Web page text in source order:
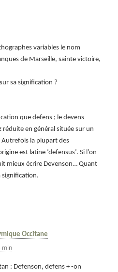
variables le nom
de Marseille, sainte victoire,
sa signification ?
que defens ; le devens
réduite en général située sur un
la plupart des
est latine ‘defensus’. Si l’on
mieux écrire Devenson… Quant
signification.
Occitane
min
: Defenson, defens + -on